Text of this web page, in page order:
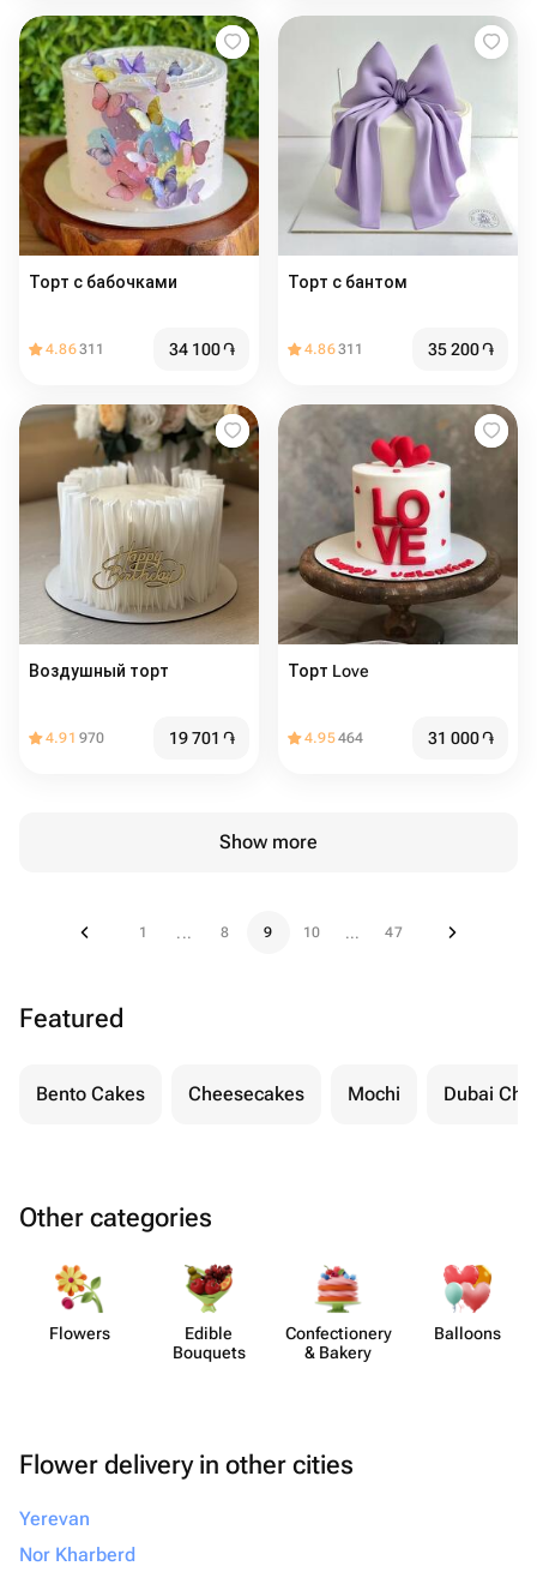
Торт с бабочками
4.86311 34 100֏
Торт с бантом
4.86311 35 200֏
Воздушный торт
4.91 970 19 701 ֏
Торт Love
4.95464 31 000֏
Show more
1 ... 8 9 10 ... 47
Featured
Bento Cakes Cheesecakes Mochi Dubai
Other categories
Flowers
Edible
Bouquets
Confect​ionery
& Bakery
Balloons
Flower delivery in other cities
Yerevan
Nor Kharberd